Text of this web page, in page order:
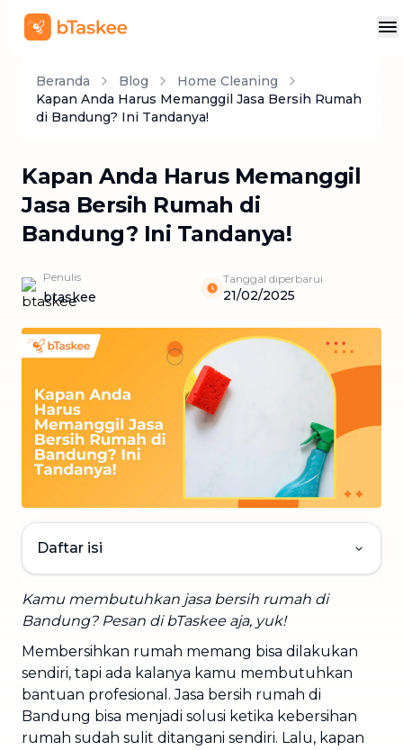
Beranda Blog
Home Cleaning
Kapan Anda Harus Memanggil Jasa Bersih Rumah
di Bandung? Ini Tandanya!
Kapan Anda Harus Memanggil
Jasa Bersih Rumah di
Bandung? Ini Tandanya!
Penulis
btaskee
Tanggal diperbarui
21/02/2025
Daftar isi
Kamu membutuhkan jasa bersih rumah di
Bandung? Pesan di bTaskee aja, yuk!
Membersihkan rumah memang bisa dilakukan
sendiri, tapi ada kalanya kamu membutuhkan
bantuan profesional. Jasa bersih rumah di
Bandung bisa menjadi solusi ketika kebersihan
rumah sudah sulit ditangani sendiri. Lalu, kapan